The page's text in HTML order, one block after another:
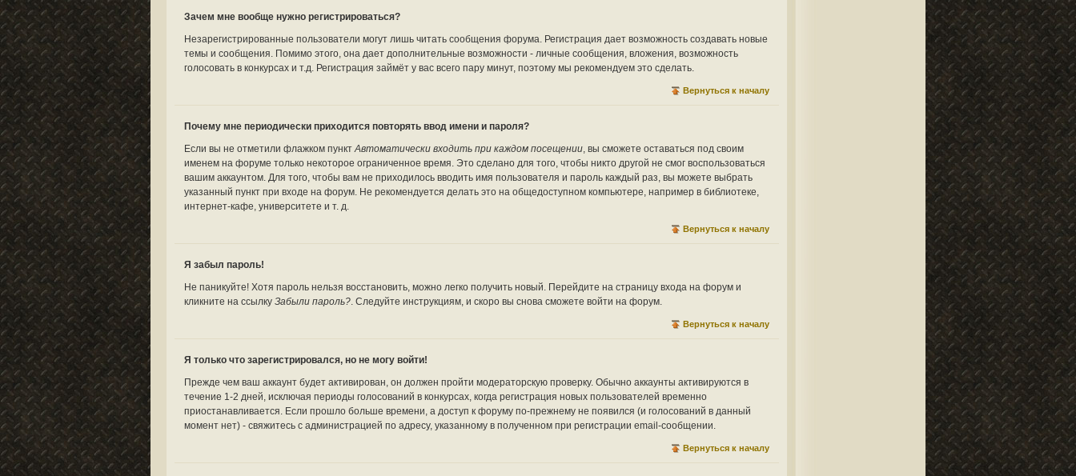
Зачем мне вообще нужно регистрироваться?
Незарегистрированные пользователи могут лишь читать сообщения форума. Регистрация дает возможность создавать новые
темы и сообщения. Помимо этого, она дает дополнительные возможности - личные сообщения, вложения, возможность
голосовать в конкурсах и т.д. Регистрация займёт у вас всего пару минут, поэтому мы рекомендуем это сделать.
Вернуться к началу
Почему мне периодически приходится повторять ввод имени и пароля?
Если вы не отметили флажком пунктАвтоматически входить при каждом посещении , вы сможете оставаться под своим
именем на форуме только некоторое ограниченное время. Это сделано для того, чтобы никто другой не смог воспользоваться
вашим аккаунтом. Для того, чтобы вам не приходилось вводить имя пользователя и пароль каждый раз, вы можете выбрать
указанный пункт при входе на форум. Не рекомендуется делать это на общедоступном компьютере, например в библиотеке,
интернет-кафе, университете и т. д.
Вернуться к началу
Я забыл пароль!
Не паникуйте! Хотя пароль нельзя восстановить, можно легко получить новый. Перейдите на страницу входа на форум и
кликните на ссылкуЗабыли пароль?. Следуйте инструкциям, и скоро вы снова сможете войти на форум.
Вернуться к началу
Я только что зарегистрировался, но не могу войти!
Прежде чем ваш аккаунт будет активирован, он должен пройти модераторскую проверку. Обычно аккаунты активируются в
течение 1-2 дней, исключая периоды голосований в конкурсах, когда регистрация новых пользователей временно
приостанавливается. Если прошло больше времени, а доступ к форуму по-прежнему не появился (и голосований в данный
момент нет) - свяжитесь с администрацией по адресу, указанному в полученном при регистрации email-сообщении.
Вернуться к началу